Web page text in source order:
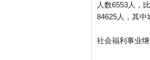
人数6553人，
84625人，其中
社会福利事业